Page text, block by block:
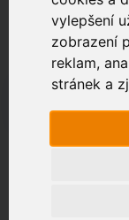
vylepšení
zobrazení
reklam,
stránek a
Zákaznický portál
Jak rychlé je